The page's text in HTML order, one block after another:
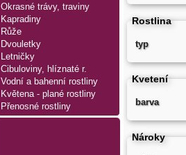
Rostlina
typ
Kvetení
barva
Nároky
Okrasné trávy, traviny
Kapradiny
Růže
Dvouletky
Letničky
Cibuloviny, hlíznaté r.
Vodní a bahenní rostliny
Květena - plané rostliny
Přenosné rostliny